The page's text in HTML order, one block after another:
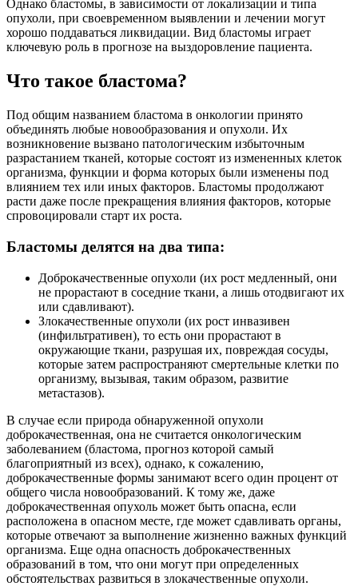
Однако бластомы, в зависимости от локализации и типа
опухоли, при своевременном выявлении и лечении могут
хорошо поддаваться ликвидации. Вид бластомы играет
ключевую роль в прогнозе на выздоровление пациента.
Что такое бластома?
Под общим названием бластома в онкологии принято
объединять любые новообразования и опухоли. Их
возникновение вызвано патологическим избыточным
разрастанием тканей, которые состоят из измененных клеток
организма, функции и форма которых были изменены под
влиянием тех или иных факторов. Бластомы продолжают
расти даже после прекращения влияния факторов, которые
спровоцировали старт их роста.
Бластомы делятся на два типа:
Доброкачественные опухоли (их рост медленный, они
не прорастают в соседние ткани, а лишь отодвигают их
или сдавливают).
Злокачественные опухоли (их рост инвазивен
(инфильтративен), то есть они прорастают в
окружающие ткани, разрушая их, повреждая сосуды,
которые затем распространяют смертельные клетки по
организму, вызывая, таким образом, развитие
метастазов).
В случае если природа обнаруженной опухоли
доброкачественная, она не считается онкологическим
заболеванием (бластома, прогноз которой самый
благоприятный из всех), однако, к сожалению,
доброкачественные формы занимают всего один процент от
общего числа новообразований. К тому же, даже
доброкачественная опухоль может быть опасна, если
расположена в опасном месте, где может сдавливать органы,
которые отвечают за выполнение жизненно важных функций
организма. Еще одна опасность доброкачественных
образований в том, что они могут при определенных
обстоятельствах развиться в злокачественные опухоли.